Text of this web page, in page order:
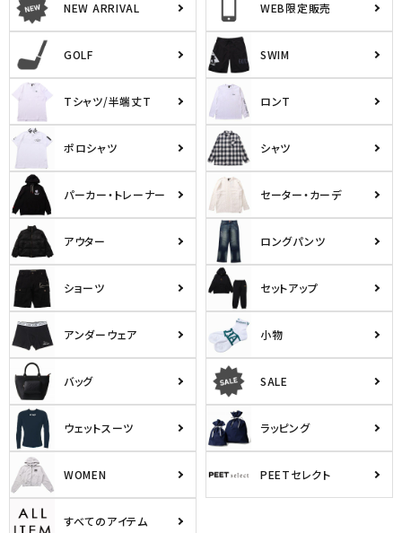
キーワードから探す
価格から探す
並び順
カテゴリ
サイズ
S
L
XL
XXL
XXXL
29inc
30inc
32inc
34inc
36inc
38inc
40inc
KIDS
カラー
NEW ARRIVAL WEB限定販売
GOLF SWIM
Tシャツ/半端丈T ロンT
ポロシャツ シャツ
パーカー・トレーナー セーター・カーデ
アウター ロングパンツ
ショーツ セットアップ
アンダーウェア 小物
バッグ SALE
ウェットスーツ ラッピング
WOMEN PEETセレクト
すべてのアイテム